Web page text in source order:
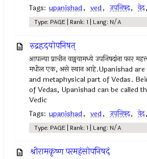
Tags: upanishad, ved, उपनिषद‌, वेद,
Type: PAGE | Rank: 1 | Lang: N/A
रुद्रहृदयोपनिषत्
आपल्या प्राचीन वाङ्मयामध्ये उपनिषदांना फार
मधील एक, असे स्थान आहे.Upanishad
and metaphysical part of Vedas.
of Vedas, Upanishad can be called
Vedic
Tags: upanishad, ved, उपनिषद‌, वेद,
Type: PAGE | Rank: 1 | Lang: N/A
श्रीरामकृष्ण परमहंसोपनिषदं